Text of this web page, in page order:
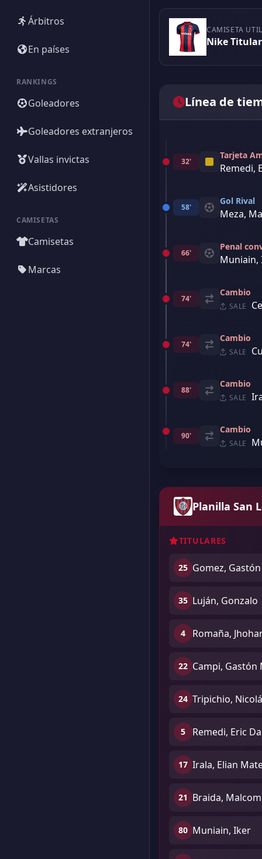
Árbitros
En países
RANKINGS
Goleadores
Goleadores extranjeros
Vallas invictas
Asistidores
CAMISETAS
Camisetas
Marcas
CAMISETA
Nike
Línea de
32'
Tarjeta
Remedi,
58'
Gol Rival
Meza,
66'
Penal
Muniain,
74'
Cambio
SALE
74'
Cambio
SALE
88'
Cambio
SALE
90'
Cambio
SALE
Planilla San
TITULARES
25 Gomez, Gastón
35 Luján, Gonzalo
4 Romaña,
22 Campi, Gastón
24 Tripichio,
5 Remedi, Eric
17 Irala, Elian
21 Braida,
80 Muniain, Iker